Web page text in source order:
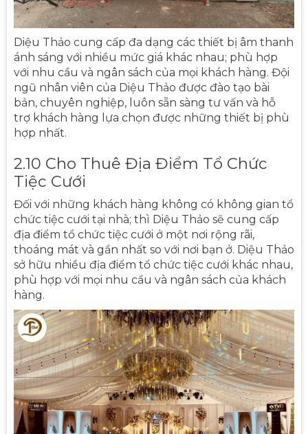
Diệu Thảo cung cấp đa dạng các thiết bị âm thanh
ánh sáng với nhiều mức giá khác nhau; phù hợp
với nhu cầu và ngân sách của mọi khách hàng. Đội
ngũ nhân viên của Diệu Thảo được đào tạo bài
bản, chuyên nghiệp, luôn sẵn sàng tư vấn và hỗ
trợ khách hàng lựa chọn được những thiết bị phù
hợp nhất.
2.10 Cho Thuê Địa Điểm Tổ Chức
Tiệc Cưới
Đối với những khách hàng không có không gian tổ
chức tiệc cưới tại nhà; thì Diệu Thảo sẽ cung cấp
địa điểm tổ chức tiệc cưới ở một nơi rộng rãi,
thoáng mát và gần nhất so với nơi bạn ở. Diệu Thảo
sở hữu nhiều địa điểm tổ chức tiệc cưới khác nhau,
phù hợp với mọi nhu cầu và ngân sách của khách
hàng.